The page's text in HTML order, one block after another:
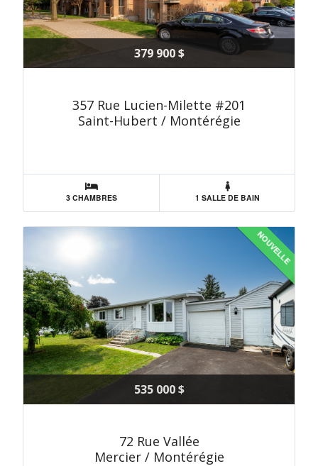
379 900 $
357 Rue Lucien-Milette #201
Saint-Hubert / Montérégie
3 CHAMBRES 1 SALLE DE BAIN
NOUVELLE
535 000 $
72 Rue Vallée
Mercier / Montérégie